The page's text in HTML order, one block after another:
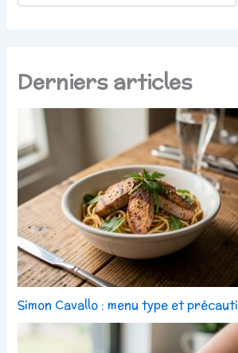
Derniers articles
Simon Cavallo : menu type et